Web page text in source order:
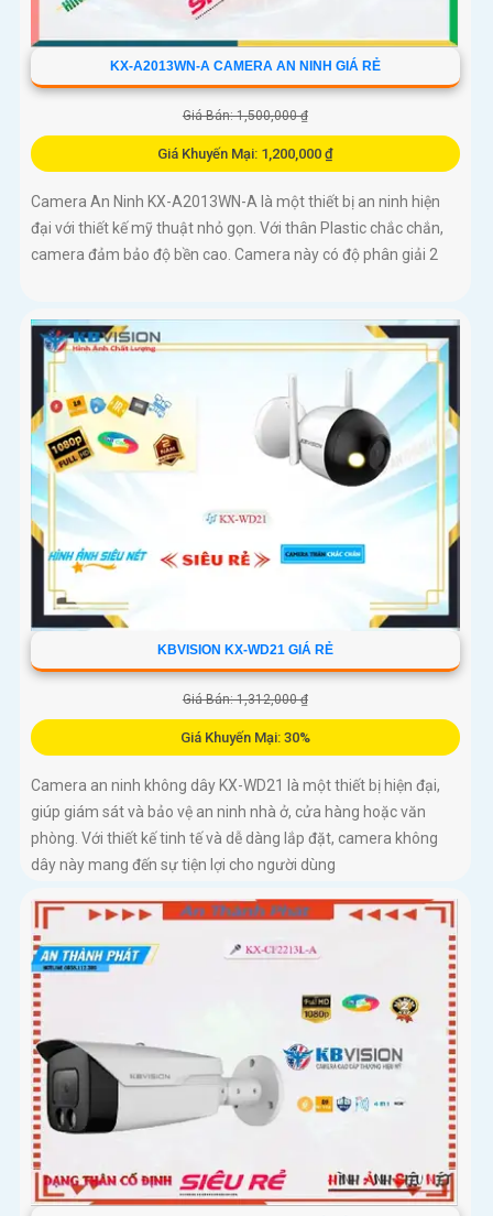
KX-A2013WN-A CAMERA AN NINH GIÁ RẺ
Giá Bán: 1,500,000 ₫
Giá Khuyến Mại: 1,200,000 ₫
Camera An Ninh KX-A2013WN-A là một thiết bị an ninh hiện
đại với thiết kế mỹ thuật nhỏ gọn. Với thân Plastic chắc chắn,
camera đảm bảo độ bền cao. Camera này có độ phân giải 2
KBVISION KX-WD21 GIÁ RẺ
Giá Bán: 1,312,000 ₫
Giá Khuyến Mại: 30%
Camera an ninh không dây KX-WD21 là một thiết bị hiện đại,
giúp giám sát và bảo vệ an ninh nhà ở, cửa hàng hoặc văn
phòng. Với thiết kế tinh tế và dễ dàng lắp đặt, camera không
dây này mang đến sự tiện lợi cho người dùng